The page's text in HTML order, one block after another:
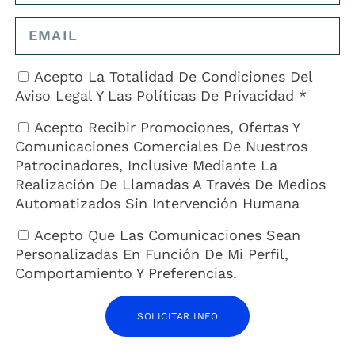
el número de muertos asciende a 76.
Unión Europea y Cooperación, el Gobierno español reitera su
y en particular con los derechos de las mujeres, “que
con los instrumentos internacionales de vigencia universal”.
a las autoridades de Irán que se levanten “de manera inmediata”
“que se ponga fin a las detenciones arbitrarias y a cualquier otra
periodistas y otros ciudadanos y ciudadanas que ejercen sus
Acepto La Totalidad De Condiciones Del
Aviso Legal Y Las Políticas De Privacidad *
Acepto Recibir Promociones, Ofertas Y
Comunicaciones Comerciales De Nuestros
Patrocinadores, Inclusive Mediante La
Realización De Llamadas A Través De Medios
Automatizados Sin Intervención Humana
Acepto Que Las Comunicaciones Sean
Personalizadas En Función De Mi Perfil,
Comportamiento Y Preferencias.
SOLICITAR INFO